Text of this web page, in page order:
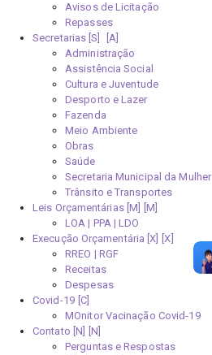
Avisos de Licitação
Repasses
Secretarias [S]
Administração
Assistência Social
Cultura e Juventude
Desporto e Lazer
Fazenda
Meio Ambiente
Obras
Saúde
Secretaria Municipal da Mulher
Trânsito e Transportes
Leis Orçamentárias [M]
LOA | PPA | LDO
Execução Orçamentária [X]
RREO | RGF
Receitas
Despesas
Covid-19
MOnitor Vacinação Covid-19
Contato [N]
Perguntas e Respostas